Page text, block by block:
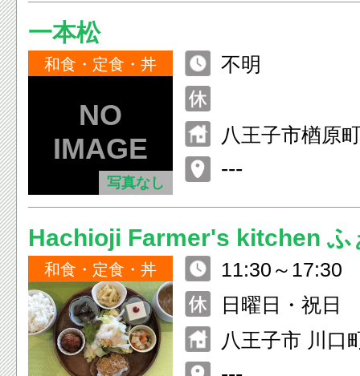
一本松
和食・定食・丼
写真なし
不明
八王子市楢原
---
Hachioji Farmer's kitchen ふ
和食・定食・丼
11:30～17:30
日曜日・祝日
八王子市 川口